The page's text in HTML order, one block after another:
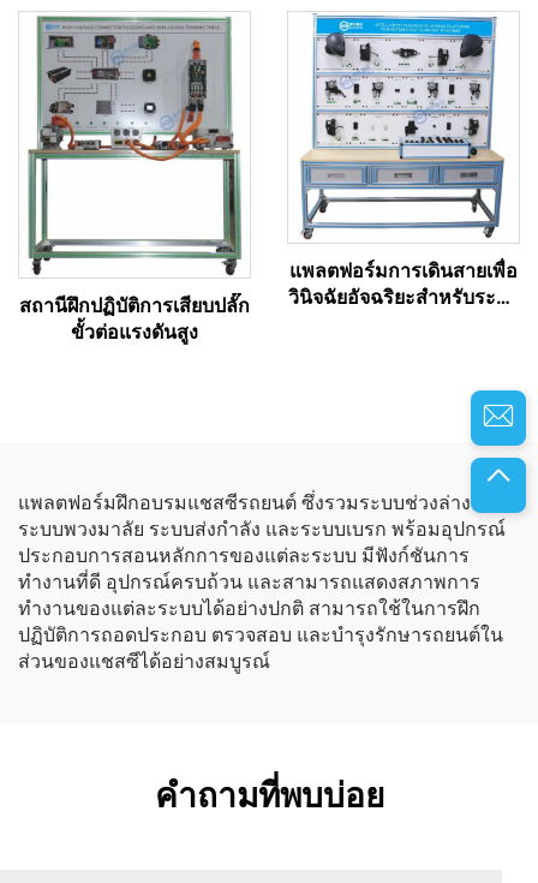
สถานีฝึกปฏิบัติการเสียบปลั๊ก
ขั้วต่อแรงดันสูง
แพลตฟอร์มการเดินสายเพื่อ
วินิจฉัยอัจฉริยะสำหรับระบบ
แพลตฟอร์มฝึกอบรมแชสซีรถยนต์ ซึ่งรวมระบบช่วงล่าง
ระบบพวงมาลัย ระบบส่งกำลัง และระบบเบรก พร้อมอุปกรณ์
ประกอบการสอนหลักการของแต่ละระบบ มีฟังก์ชันการ
ทำงานที่ดี อุปกรณ์ครบถ้วน และสามารถแสดงสภาพการ
ทำงานของแต่ละระบบได้อย่างปกติ สามารถใช้ในการฝึก
ปฏิบัติการถอดประกอบ ตรวจสอบ และบำรุงรักษารถยนต์ใน
ส่วนของแชสซีได้อย่างสมบูรณ์
คำถามที่พบบ่อย